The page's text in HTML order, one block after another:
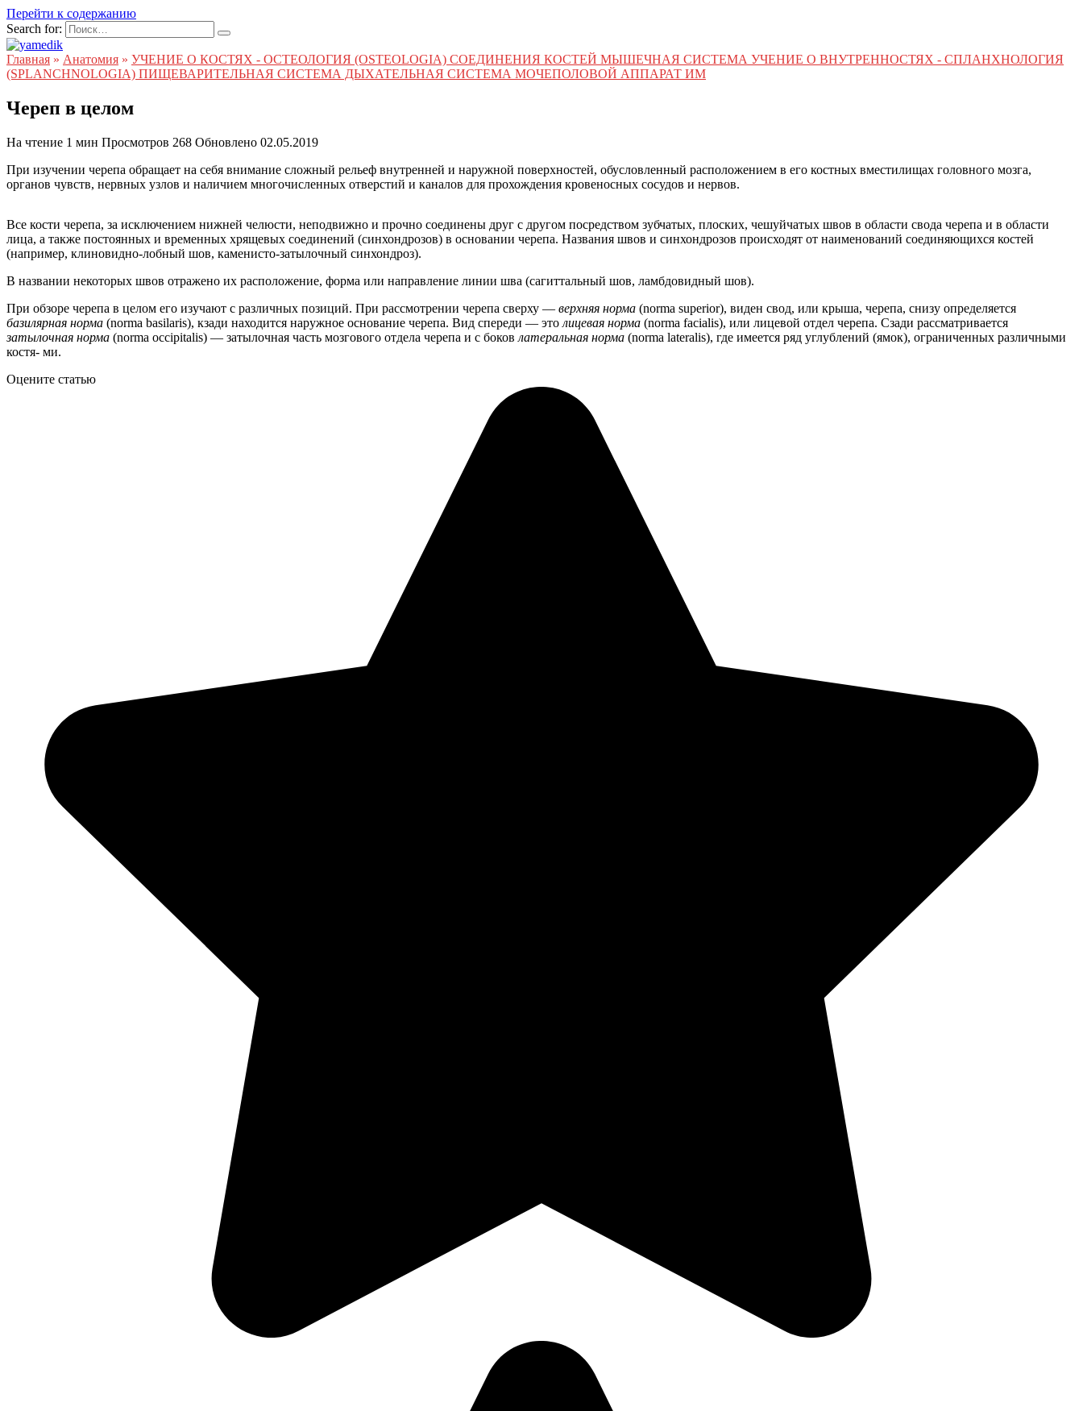
Перейти к содержанию
Search for:
Главная » Анатомия » УЧЕНИЕ О КОСТЯХ - ОСТЕОЛОГИЯ (OSTEOLOGIA) СОЕДИНЕНИЯ КОСТЕЙ МЫШЕЧНАЯ СИСТЕМА УЧЕНИЕ О ВНУТРЕННОСТЯХ - СПЛАНХНОЛОГИЯ
(SPLANCHNOLOGIA) ПИЩЕВАРИТЕЛЬНАЯ СИСТЕМА ДЫХАТЕЛЬНАЯ СИСТЕМА МОЧЕПОЛОВОЙ АППАРАТ ИМ
Череп в целом
На чтение 1 мин Просмотров 268 Обновлено 02.05.2019
При изучении черепа обращает на себя внимание сложный рельеф внутренней и наружной поверхностей, обусловленный расположением в его костных вместилищах головного мозга,
органов чувств, нервных узлов и наличием многочисленных отверстий и каналов для прохождения кровеносных сосудов и нервов.
Все кости черепа, за исключением нижней челюсти, неподвижно и прочно соединены друг с другом посредством зубчатых, плоских, чешуйчатых швов в области свода черепа и в области
лица, а также постоянных и временных хрящевых соединений (синхондрозов) в основании черепа. Названия швов и синхондрозов происходят от наименований соединяющихся костей
(например, клиновидно-лобный шов, каменисто-затылочный синхондроз).
В названии некоторых швов отражено их расположение, форма или направление линии шва (сагиттальный шов, ламбдовидный шов).
При обзоре черепа в целом его изучают с различных позиций. При рассмотрении черепа сверху — верхняя норма (norma superior), виден свод, или крыша, черепа, снизу определяется
базилярная норма (norma basilaris), кзади находится наружное основание черепа. Вид спереди — это лицевая норма (norma facialis), или лицевой отдел черепа. Сзади рассматривается
затылочная норма (norma occipitalis) — затылочная часть мозгового отдела черепа и с боков латеральная норма (norma lateralis), где имеется ряд углублений (ямок), ограниченных различными
костя- ми.
Оцените статью